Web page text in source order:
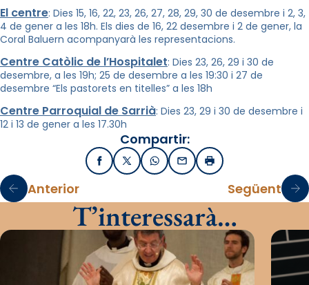
El centre: Dies 15, 16, 22, 23, 26, 27, 28, 29, 30 de desembre i 2, 3,
4 de gener a les 18h. Els dies de 16, 22 desembre i 2 de gener, la
Coral Baluern acompanyarà les representacions.
Centre Catòlic de l’Hospitalet: Dies 23, 26, 29 i 30 de
desembre, a les 19h; 25 de desembre a les 19:30 i 27 de
desembre “Els pastorets en titelles” a les 18h
Centre Parroquial de Sarrià: Dies 23, 29 i 30 de desembre i
12 i 13 de gener a les 17.30h
Compartir:
FacebookX / TwitterWhatsApp
EmailImprimir
Anterior Següent
T’interessarà…